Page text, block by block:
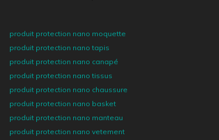
produit protection nano moquette
produit protection nano tapis
produit protection nano canapé
produit protection nano tissus
produit protection nano chaussure
produit protection nano basket
produit protection nano manteau
produit protection nano vetement